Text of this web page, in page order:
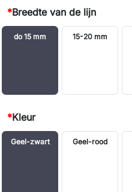
*Breedte van de lijn
do 15 mm 15-20 mm
*Kleur
Geel-zwart Geel-rood